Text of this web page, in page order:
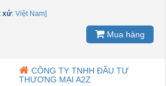
xứ: Việt Nam]
Mua hàng
CÔNG TY TNHH ĐẦU TƯ
THƯƠNG MẠI A2Z